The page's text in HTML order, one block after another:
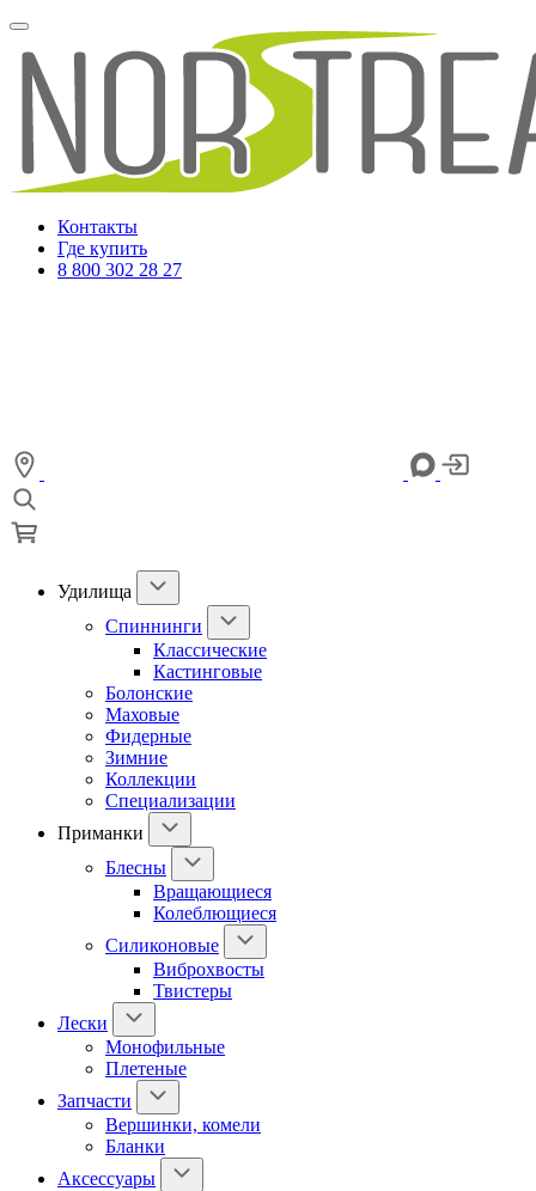
Контакты
Где купить
8 800 302 28 27
Удилища
Спиннинги
Классические
Кастинговые
Болонские
Маховые
Фидерные
Зимние
Коллекции
Специализации
Приманки
Блесны
Вращающиеся
Колеблющиеся
Силиконовые
Виброхвосты
Твистеры
Лески
Монофильные
Плетеные
Запчасти
Вершинки, комели
Бланки
Аксессуары